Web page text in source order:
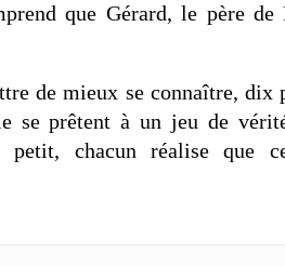
que Gérard, le père
de mieux se connaître, dix
se prêtent à un jeu de
petit, chacun réalise que